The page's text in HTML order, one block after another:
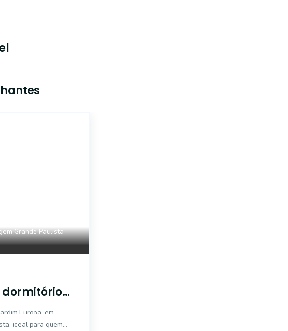
Grande Paulista -
dormitórios,
para
Grande
Europa, em
ideal para quem